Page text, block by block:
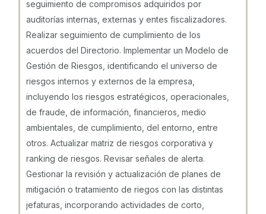
seguimiento de compromisos adquiridos por
auditorías internas, externas y entes fiscalizadores.
Realizar seguimiento de cumplimiento de los
acuerdos del Directorio. Implementar un Modelo de
Gestión de Riesgos, identificando el universo de
riesgos internos y externos de la empresa,
incluyendo los riesgos estratégicos, operacionales,
de fraude, de información, financieros, medio
ambientales, de cumplimiento, del entorno, entre
otros. Actualizar matriz de riesgos corporativa y
ranking de riesgos. Revisar señales de alerta.
Gestionar la revisión y actualización de planes de
mitigación o tratamiento de riegos con las distintas
jefaturas, incorporando actividades de corto,